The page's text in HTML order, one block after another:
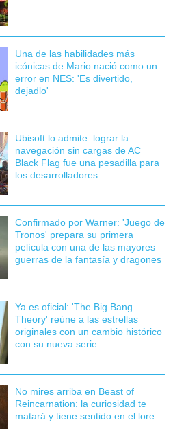
Una de las habilidades más
icónicas de Mario nació como un
error en NES: 'Es divertido,
dejadlo'
Ubisoft lo admite: lograr la
navegación sin cargas de AC
Black Flag fue una pesadilla para
los desarrolladores
Confirmado por Warner: 'Juego de
Tronos' prepara su primera
película con una de las mayores
guerras de la fantasía y dragones
Ya es oficial: 'The Big Bang
Theory' reúne a las estrellas
originales con un cambio histórico
con su nueva serie
No mires arriba en Beast of
Reincarnation: la curiosidad te
matará y tiene sentido en el lore